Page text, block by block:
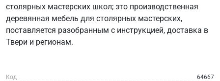
столярных мастерских школ; это производственная
деревянная мебель для столярных мастерских,
поставляется разобранным с инструкцией, доставка в
Твери и регионам.
Код
64667